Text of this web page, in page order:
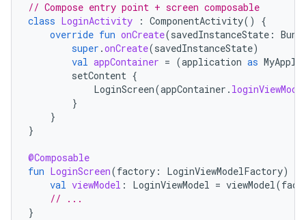
// Compose entry point + screen composable
class LoginActivity : ComponentActivity()
{
override fun onCreate(savedInstanceState :
super .onCreate(savedInstanceState)
val appContainer = (application as
setContent {
LoginScreen(appContainer .
}
}
}
@Composable
fun LoginScreen(factory : LoginViewModelFactory)
val viewModel : LoginViewModel = viewModel(
// ...
}